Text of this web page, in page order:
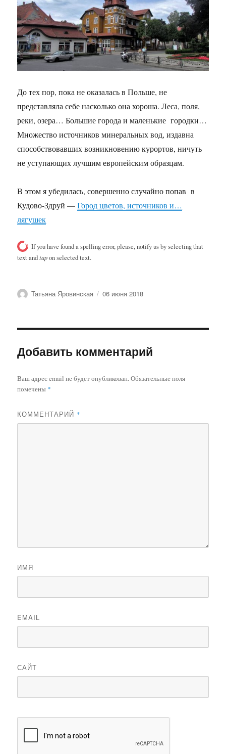
До тех пор, пока не оказалась в Польше, не
представляла себе насколько она хороша. Леса, поля,
реки, озера… Большие города и маленькие городки…
Множество источников минеральных вод, издавна
способствовавших возникновению курортов, ничуть
не уступающих лучшим европейским образцам.
В этом я убедилась, совершенно случайно попав в
Кудово-Здруй —Город цветов, источников и…
лягушек
If you have found a spelling error, please, notify us by selecting that
text andtapon selected text.
Автор
Татьяна Яровинская Опубликовано
06 июня 2018
Добавить комментарий
Ваш адрес email не будет опубликован.Обязательные поля
помечены *
КОММЕНТАРИЙ *
ИМЯ
EMAIL
САЙТ